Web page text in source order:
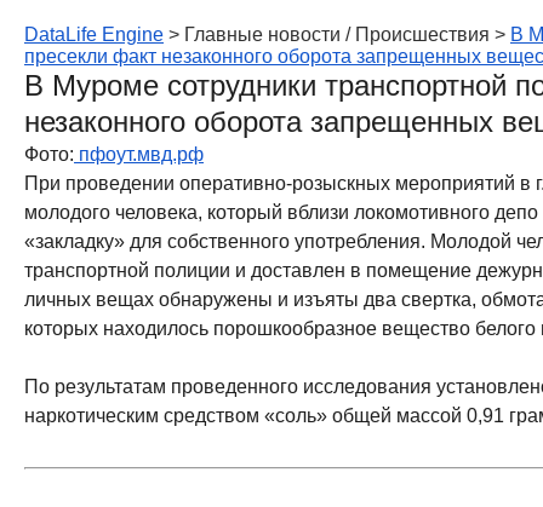
DataLife Engine > Главные новости / Происшествия > В
пресекли факт незаконного оборота запрещенных
В Муроме сотрудники транспортной
незаконного оборота запрещенных
Фото: пфоут.мвд.рф
При проведении оперативно-розыскных мероприятий в
молодого человека, который вблизи локомотивного
«закладку» для собственного употребления. Молодой
транспортной полиции и доставлен в помещение
личных вещах обнаружены и изъяты два свертка,
которых находилось порошкообразное вещество белого
По результатам проведенного исследования
наркотическим средством «соль» общей массой 0,91